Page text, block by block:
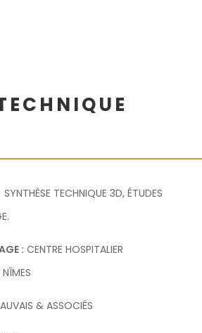
SYNTHÈSE TECHNIQUE 3D, ÉTUDES
: CENTRE HOSPITALIER
NÎMES
& ASSOCIÉS